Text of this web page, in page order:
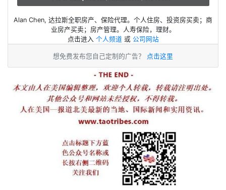
Alan Chen, 达拉斯全职房产、保险代理。个人住房、投资房买卖；商
业房产买卖；房产管理。人寿保险，理财。
点击进入 个人频道 或 公司网站
想免费发布您自己定制的广告？ 点击这里